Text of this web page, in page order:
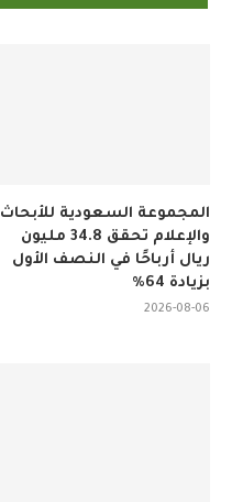
المجموعة السعودية للأبحاث
والإعلام تحقق 34.8 مليون
ريال أرباحًا في النصف الأول
بزيادة 64%
2026-08-06